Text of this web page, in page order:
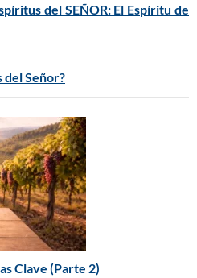
del SEÑOR: El Espíritu de
del Señor?
Clave (Parte 2)